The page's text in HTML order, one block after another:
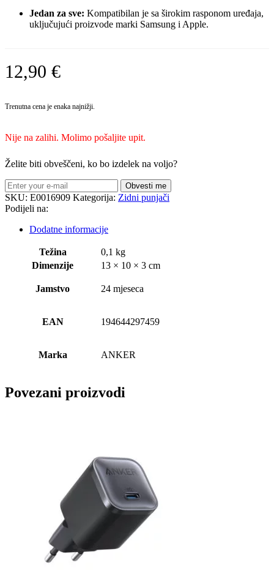
Jedan za sve: Kompatibilan je sa širokim rasponom uređaja,
uključujući proizvode marki Samsung i Apple.
12,90 €
Trenutna cena je enaka najnižji.
Nije na zalihi. Molimo pošaljite upit.
Želite biti obveščeni, ko bo izdelek na voljo?
Obvesti me
SKU: E0016909 Kategorija: Zidni punjači
Podijeli na:
Dodatne informacije
Težina
0,1 kg
Dimenzije
13 × 10 × 3 cm
Jamstvo 24 mjeseca
EAN 194644297459
Marka ANKER
Povezani proizvodi